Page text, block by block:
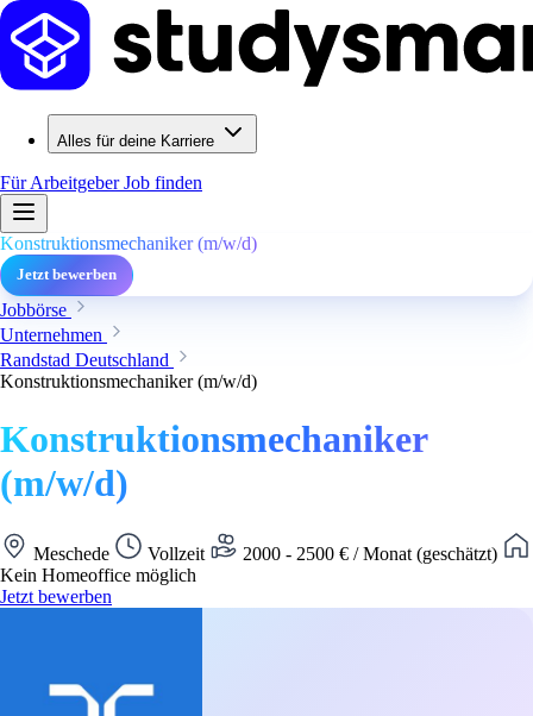
Alles für deine Karriere
Für ArbeitgeberJob finden
Konstruktionsmechaniker (m/w/d)
Jetzt bewerben
Jobbörse
Unternehmen
Randstad Deutschland
Konstruktionsmechaniker (m/w/d)
Konstruktionsmechaniker
(m/w/d)
Meschede Vollzeit
2000 - 2500 € / Monat (geschätzt)
Kein Homeoffice möglich
Jetzt bewerben